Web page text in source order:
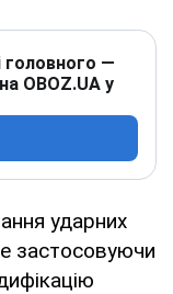
головного —
OBOZ.UA у
ударних
застосовуючи